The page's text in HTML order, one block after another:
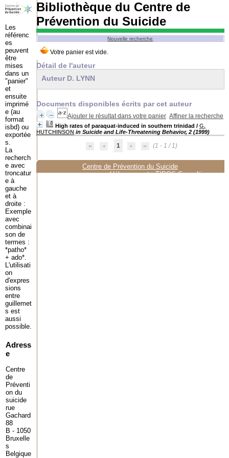
Bibliothèque du Centre de
Prévention du Suicide
Nouvelle recherche
Détail de l'auteur
Auteur D. LYNN
Documents disponibles écrits par cet auteur
Ajouter le résultat dans votre panier Affiner la recherche
High rates of paraquat-induced in southern trinidad / G.
HUTCHINSON in Suicide and Life-Threatening Behavior, 2 (1999)
1 (1 - 1 / 1)
Centre de Prévention du Suicide
Hébergement :TIPOS Consulting
Les
référenc
es
peuvent
être
mises
dans un
"panier"
et
ensuite
imprimé
e (au
format
isbd) ou
exportée
s.
La
recherch
e avec
troncatur
e à
gauche
et à
droite :
Exemple
avec
combinai
son de
termes :
*patho*
+ ado*.
L'utilisati
on
d'expres
sions
entre
guillemet
s est
aussi
possible.
Adress
e
Centre
de
Préventi
on du
suicide
rue
Gachard
88
B - 1050
Bruxelle
s
Belgique